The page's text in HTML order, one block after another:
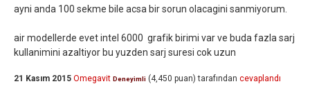
ayni anda 100 sekme bile acsa bir sorun olacagini sanmiyorum.
air modellerde evet intel 6000 grafik birimi var ve buda fazla sarj
kullanimini azaltiyor bu yuzden sarj suresi cok uzun
21 Kasım 2015 Omegavit Deneyimli (4,450 puan) tarafından cevaplandı